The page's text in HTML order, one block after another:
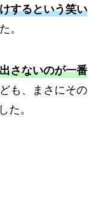
するという笑い
。
さないのが一番
も、まさにその
た。